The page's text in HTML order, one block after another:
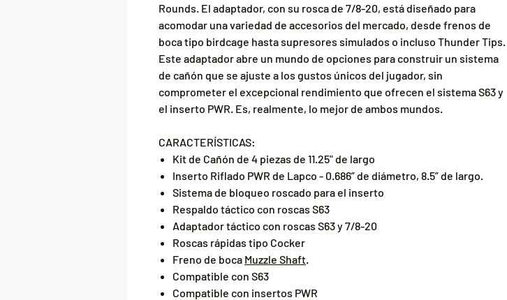
Rounds. El adaptador, con su rosca de 7/8-20, está diseñado para
acomodar una variedad de accesorios del mercado, desde frenos de
boca tipo birdcage hasta supresores simulados o incluso Thunder Tips.
Este adaptador abre un mundo de opciones para construir un sistema
de cañón que se ajuste a los gustos únicos del jugador, sin
comprometer el excepcional rendimiento que ofrecen el sistema S63 y
el inserto PWR. Es, realmente, lo mejor de ambos mundos.
CARACTERÍSTICAS:
Kit de Cañón de 4 piezas de 11.25" de largo
Inserto Riflado PWR de Lapco - 0.686” de diámetro, 8.5” de largo.
Sistema de bloqueo roscado para el inserto
Respaldo táctico con roscas S63
Adaptador táctico con roscas S63 y 7/8-20
Roscas rápidas tipo Cocker
Freno de boca Muzzle Shaft.
Compatible con S63
Compatible con insertos PWR